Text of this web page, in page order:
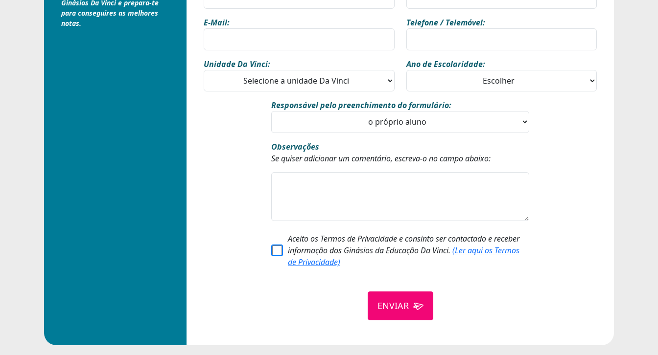
Ginásios Da Vinci e prepara-te
para conseguires as melhores
notas.
E-Mail: Telefone / Telemóvel:
Unidade Da Vinci: Ano de Escolaridade:
Responsável pelo preenchimento do formulário:
Observações
Se quiser adicionar um comentário, escreva-o no campo abaixo:
Aceito os Termos de Privacidade e consinto ser contactado e receber
informação dos Ginásios da Educação Da Vinci. (Ler aqui os Termos
de Privacidade)
ENVIAR